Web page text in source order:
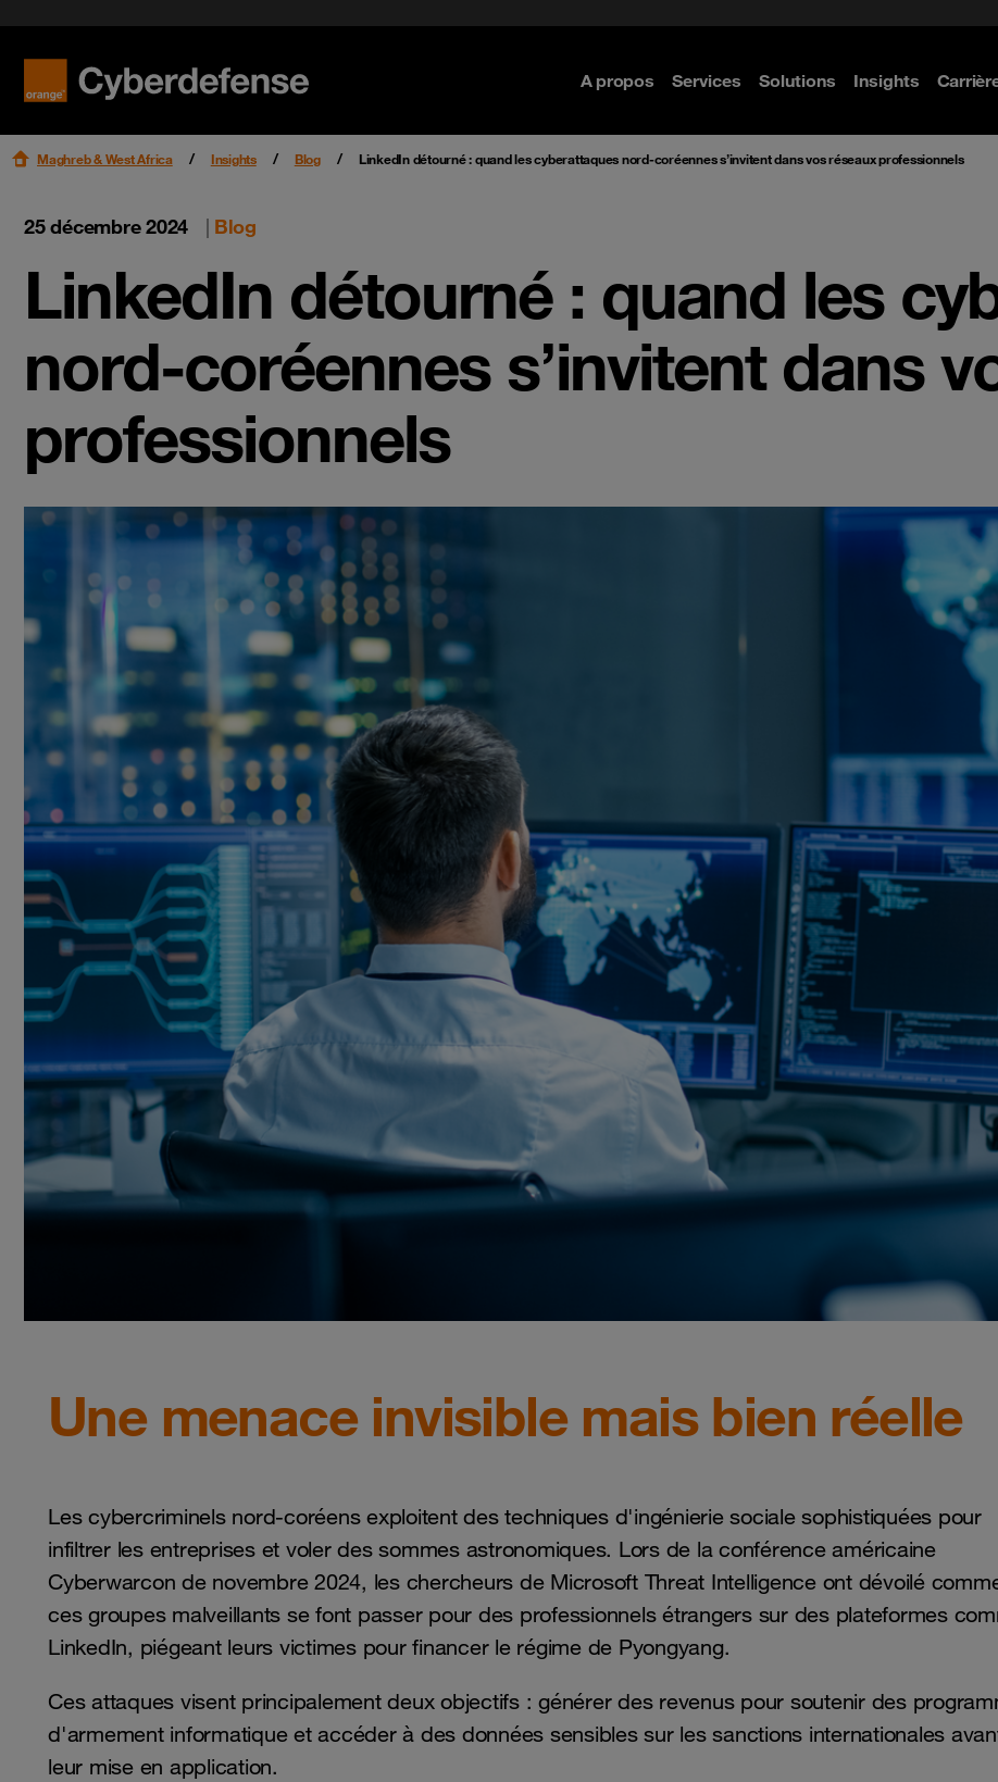
A propos Services Solutions
La sécurité du cloud
Insights
Maghreb & West Africa Insights Blog LinkedIn détourné : quand les cyberattaques nord-coréennes s’invitent dans vos réseaux professionnels
25 décembre 2024 | Blog
LinkedIn détourné : quand les
nord-coréennes s’invitent dans
professionnels
Une menace invisible mais bien réelle
Les cybercriminels nord-coréens exploitent des techniques d'ingénierie sociale sophistiquées pour
infiltrer les entreprises et voler des sommes astronomiques. Lors de la conférence américaine
Cyberwarcon de novembre 2024, les chercheurs de Microsoft Threat Intelligence ont dévoilé
ces groupes malveillants se font passer pour des professionnels étrangers sur des plateformes
LinkedIn, piégeant leurs victimes pour financer le régime de Pyongyang.
Ces attaques visent principalement deux objectifs : générer des revenus pour soutenir des
d'armement informatique et accéder à des données sensibles sur les sanctions internationales
leur mise en application.